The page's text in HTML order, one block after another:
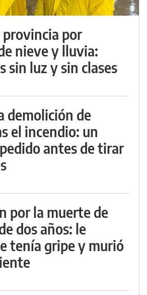
provincia por
nieve y lluvia:
sin luz y sin clases
demolición de
el incendio: un
antes de tirar
por la muerte de
dos años: le
tenía gripe y murió